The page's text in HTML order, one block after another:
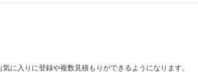
気に入りに登録や複数見積もりができるようになります。